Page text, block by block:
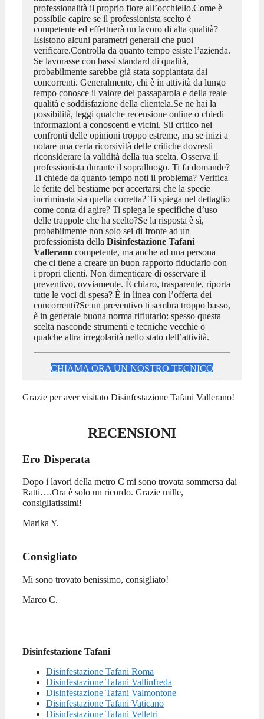
professionalità il proprio fiore all’occhiello.Come è
possibile capire se il professionista scelto è
competente ed effettuerà un lavoro di alta qualità?
Esistono alcuni parametri generali che puoi
verificare.Controlla da quanto tempo esiste l’azienda.
Se lavorasse con bassi standard di qualità,
probabilmente sarebbe già stata soppiantata dai
concorrenti. Generalmente, chi è in attività da lungo
tempo conosce il valore del passaparola e della reale
qualità e soddisfazione della clientela.Se ne hai la
possibilità, leggi qualche recensione online o chiedi
informazioni a conoscenti e vicini. Sii critico nei
confronti delle opinioni troppo estreme, ma se inizi a
notare una certa ricorsività delle critiche dovresti
riconsiderare la validità della tua scelta. Osserva il
professionista durante il sopralluogo. Ti fa domande?
Ti chiede da quanto tempo noti il problema? Verifica
le ferite del bestiame per accertarsi che la specie
incriminata sia quella corretta? Ti spiega nel dettaglio
come conta di agire? Ti spiega le specifiche d’uso
delle trappole che ha scelto?Se la risposta è sì,
probabilmente non solo sei di fronte ad un
professionista della Disinfestazione Tafani
Valleranocompetente, ma anche ad una persona
che ci tiene a creare un buon rapporto fiduciario con
i propri clienti. Non dimenticare di osservare il
preventivo, ovviamente. È chiaro, trasparente, riporta
tutte le voci di spesa? È in linea con l’offerta dei
concorrenti?Se un preventivo ti sembra troppo basso,
è in generale buona norma rifiutarlo: spesso questa
scelta nasconde strumenti e tecniche vecchie o
qualche altra irregolarità nello stato dell’attività.
CHIAMA ORA UN NOSTRO TECNICO
Grazie per aver visitato Disinfestazione Tafani Vallerano!
RECENSIONI
Ero Disperata
Dopo i lavori della metro C mi sono trovata sommersa dai
Ratti….Ora è solo un ricordo. Grazie mille,
consigliatissimi!
Marika Y.
Consigliato
Mi sono trovato benissimo, consigliato!
Marco C.
Disinfestazione Tafani
Disinfestazione Tafani Roma
Disinfestazione Tafani Vallinfreda
Disinfestazione Tafani Valmontone
Disinfestazione Tafani Vaticano
Disinfestazione Tafani Velletri